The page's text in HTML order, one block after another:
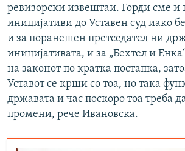
ревизорски извештаи. Горди сме и
иницијативи до Уставен суд иако
и за поранешен претседател ни
иницијативата, и за „Бехтел и
на законот по кратка постапка,
Уставот се крши со тоа, но така
државата и час поскоро тоа треба
промени, рече Ивановска.